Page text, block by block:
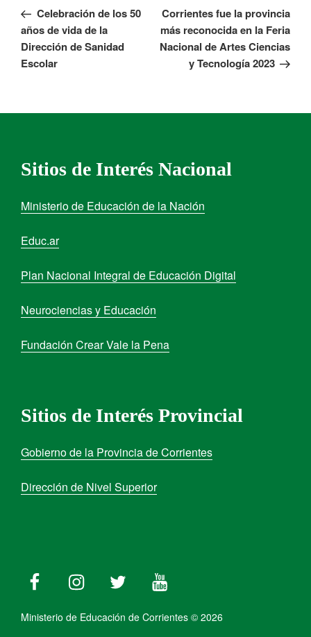
Celebración de los 50
años de vida de la
Dirección de Sanidad
Escolar
Corrientes fue la provincia
más reconocida en la Feria
Nacional de Artes Ciencias
y Tecnología 2023
Sitios de Interés Nacional
Ministerio de Educación de la Nación
Educ.ar
Plan Nacional Integral de Educación Digital
Neurociencias y Educación
Fundación Crear Vale la Pena
Sitios de Interés Provincial
Gobierno de la Provincia de Corrientes
Dirección de Nivel Superior
Ministerio de Educación de Corrientes © 2026